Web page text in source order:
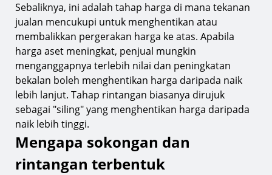
Sebaliknya, ini adalah tahap harga di mana tekanan
jualan mencukupi untuk menghentikan atau
membalikkan pergerakan harga ke atas. Apabila
harga aset meningkat, penjual mungkin
menganggapnya terlebih nilai dan peningkatan
bekalan boleh menghentikan harga daripada naik
lebih lanjut. Tahap rintangan biasanya dirujuk
sebagai "siling" yang menghentikan harga daripada
naik lebih tinggi.
Mengapa sokongan dan
rintangan terbentuk